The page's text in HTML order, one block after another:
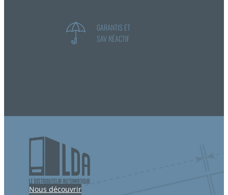
GARANTIS ET
SAV RÉACTIF
Nous découvrir